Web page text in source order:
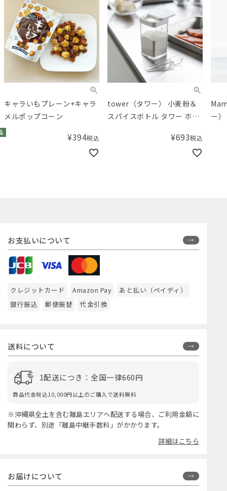
キャラいもプレーン+キャラ
メルポップコーン
¥394税込
tower（タワー） 小麦粉＆
スパイスボトル タワー ホワ
¥693税込
ー
お支払いについて
クレジットカード Amazon Pay
あと払い（ペイディ）
銀行振込
郵便振替 代金引換
送料について
1配送につき：全国一律660円
商品代金税込10,000円以上のご購入で送料無料
※沖縄県全土を含む離島エリアへ配送する場合、ご利用金額に
関わらず、別途「離島中継手数料」がかかります。
詳細はこちら
お届けについて